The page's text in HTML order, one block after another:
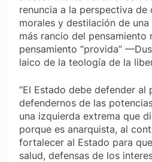
renuncia a la perspectiva de
morales y destilación de una
más rancio del pensamiento
pensamiento “provida”
laico de la teología de la
“El Estado debe defender al
defendernos de las
una izquierda extrema que
porque es anarquista, al
fortalecer al Estado para
salud, defensas de los